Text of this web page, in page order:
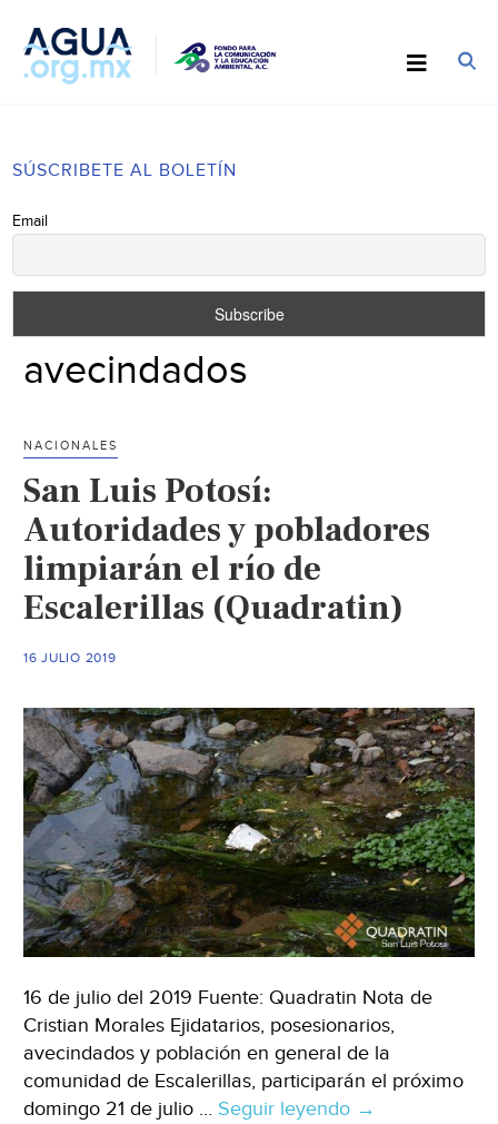
SÚSCRIBETE AL BOLETÍN
Email
avecindados
NACIONALES
San Luis Potosí:
Autoridades y pobladores
limpiarán el río de
Escalerillas (Quadratin)
16 JULIO 2019
16 de julio del 2019 Fuente: Quadratin Nota de
Cristian Morales Ejidatarios, posesionarios,
avecindados y población en general de la
comunidad de Escalerillas, participarán el próximo
domingo 21 de julio … Seguir leyendo San
→